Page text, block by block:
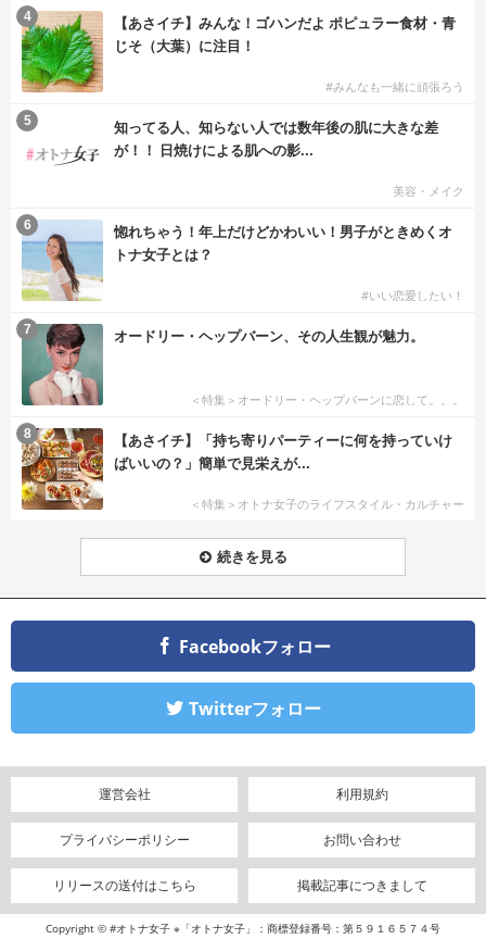
【あさイチ】みんな！ゴハンだよ ポピュラー食材・青
じそ（大葉）に注目！
#みんなも一緒に頑張ろう
4
知ってる人、知らない人では数年後の肌に大きな差
が！！ 日焼けによる肌への影...
美容・メイク
5
惚れちゃう！年上だけどかわいい！男子がときめくオ
トナ女子とは？
#いい恋愛したい！
6
オードリー・ヘップバーン、その人生観が魅力。
＜特集＞オードリー・ヘップバーンに恋して。。。
7
【あさイチ】「持ち寄りパーティーに何を持っていけ
ばいいの？」簡単で見栄えが...
＜特集＞オトナ女子のライフスタイル・カルチャー
8
続きを見る
Facebookフォロー
Twitterフォロー
運営会社 利用規約
プライバシーポリシー お問い合わせ
リリースの送付はこちら 掲載記事につきまして
Copyright © #オトナ女子 ※「オトナ女子」：商標登録番号：第５９１６５７４号